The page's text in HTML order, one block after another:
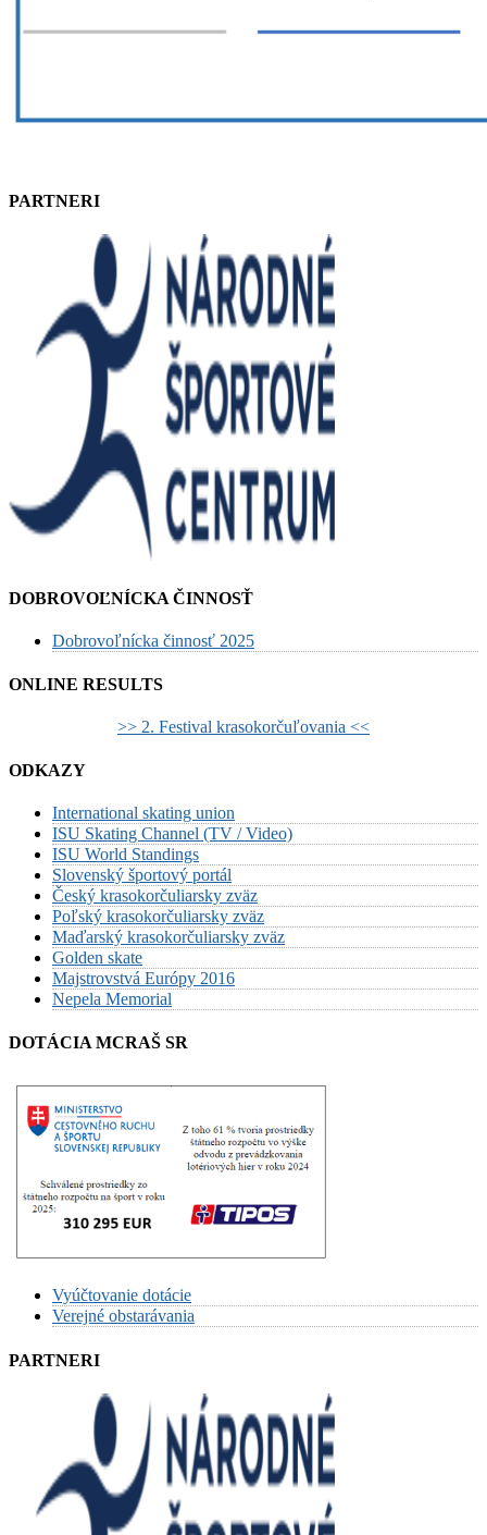
PARTNERI
DOBROVOĽNÍCKA ČINNOSŤ
Dobrovoľnícka činnosť 2025
ONLINE RESULTS
>> 2. Festival krasokorčuľovania <<
ODKAZY
International skating union
ISU Skating Channel (TV / Video)
ISU World Standings
Slovenský športový portál
Český krasokorčuliarsky zväz
Poľský krasokorčuliarsky zväz
Maďarský krasokorčuliarsky zväz
Golden skate
Majstrovstvá Európy 2016
Nepela Memorial
DOTÁCIA MCRAŠ SR
Vyúčtovanie dotácie
Verejné obstarávania
PARTNERI